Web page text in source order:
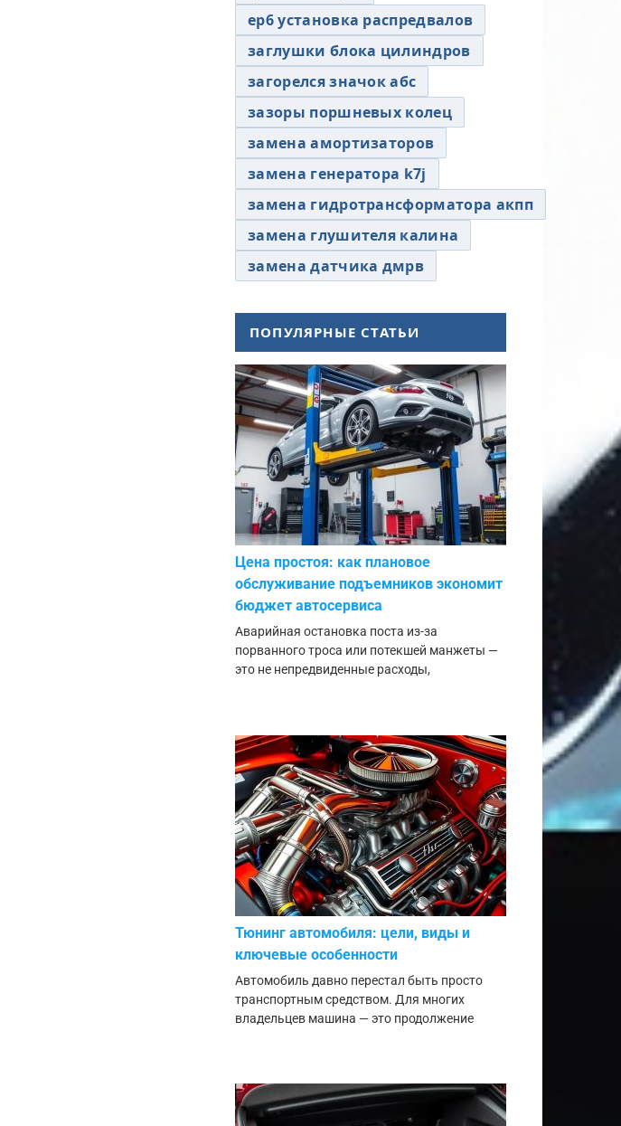
ер6 установка распредвалов
заглушки блока цилиндров
загорелся значок абс
зазоры поршневых колец
замена амортизаторов
замена генератора k7j
замена гидротрансформатора акпп
замена глушителя калина
замена датчика дмрв
ПОПУЛЯРНЫЕ СТАТЬИ
Цена простоя: как плановое
обслуживание подъемников экономит
бюджет автосервиса
Аварийная остановка поста из-за
порванного троса или потекшей манжеты —
это не непредвиденные расходы,
Тюнинг автомобиля: цели, виды и
ключевые особенности
Автомобиль давно перестал быть просто
транспортным средством. Для многих
владельцев машина — это продолжение